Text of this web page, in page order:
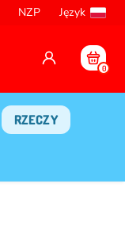
NZP Język
0
RZECZY